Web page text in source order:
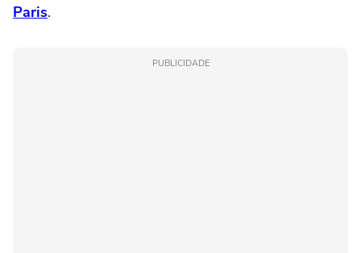
Paris.
PUBLICIDADE